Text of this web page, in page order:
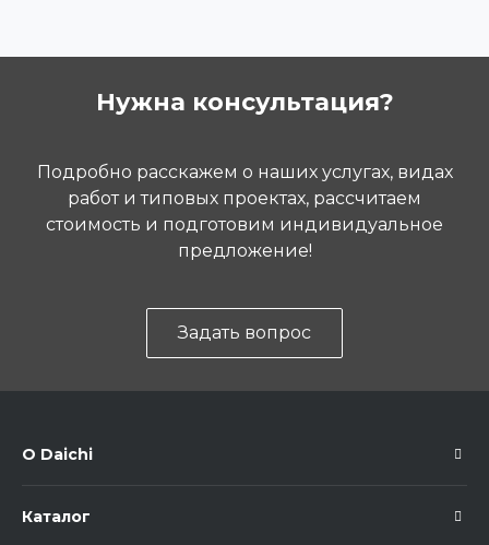
Нужна консультация?
Подробно расскажем о наших услугах, видах
работ и типовых проектах, рассчитаем
стоимость и подготовим индивидуальное
предложение!
Задать вопрос
О Daichi
Каталог